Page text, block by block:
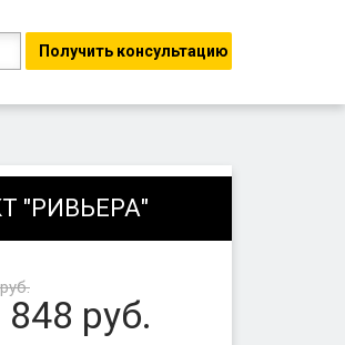
"РИВЬЕРА"
848 руб.